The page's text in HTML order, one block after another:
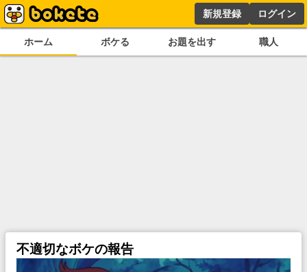
新規登録 ログイン
ホーム ボケる お題を出す 職人
不適切なボケの報告